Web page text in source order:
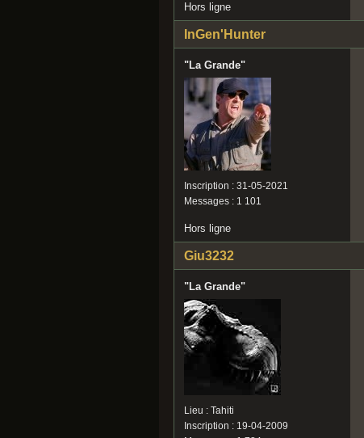
Hors ligne
InGen'Hunter
"La Grande"
Inscription : 31-05-2021
Messages : 1 101
Hors ligne
Giu3232
"La Grande"
Lieu : Tahiti
Inscription : 19-04-2009